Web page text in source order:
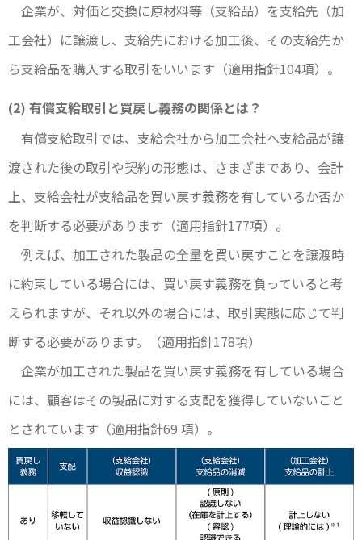
企業が、対価と交換に原材料等（支給品）を支給先（加
工会社）に譲渡し、支給先における加工後、その支給先か
ら支給品を購入する取引をいいます（適用指針104項）。
(2) 有償支給取引と買戻し義務の関係とは？
有償支給取引では、支給会社から加工会社へ支給品が譲
渡された後の取引や契約の形態は、さまざまであり、会計
上、支給会社が支給品を買い戻す義務を有しているか否か
を判断する必要があります（適用指針177項）。
例えば、加工された製品の全量を買い戻すことを譲渡時
に約束している場合には、買い戻す義務を負っていると考
えられますが、それ以外の場合には、取引実態に応じて判
断する必要があります。（適用指針178項）
企業が加工された製品を買い戻す義務を有している場合
には、顧客はその製品に対する支配を獲得していないこと
とされています（適用指針69 項）。